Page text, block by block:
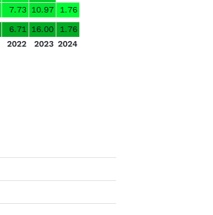
7.73 10.97
1.76
6.71 16.00
1.76
2022 2023 2024